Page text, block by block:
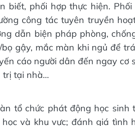
biết, phối hợp thực hiện.
công tác tuyên truyền
dẫn biện pháp phòng,
gậy, mắc màn khi ngủ để
cáo người dân đến ngay cơ
trị tại nhà…
tổ chức phát động học sinh
và khu vực; đánh giá tình